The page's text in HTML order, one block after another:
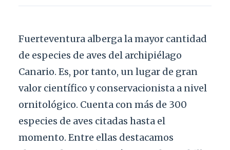
Fuerteventura alberga la mayor cantidad
de especies de aves del archipiélago
Canario. Es, por tanto, un lugar de gran
valor científico y conservacionista a nivel
ornitológico. Cuenta con más de 300
especies de aves citadas hasta el
momento. Entre ellas destacamos